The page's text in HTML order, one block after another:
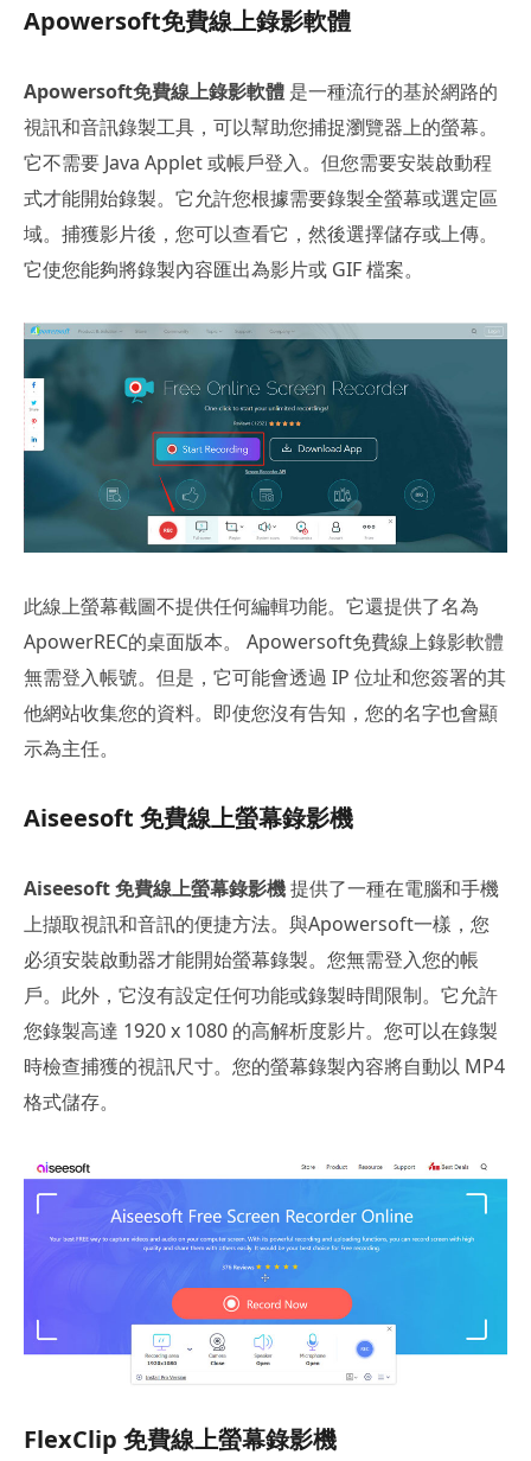
Apowersoft免費線上錄影軟體
Apowersoft免費線上錄影軟體 是一種流行的基於網路的
視訊和音訊錄製工具，可以幫助您捕捉瀏覽器上的螢幕。
它不需要 Java Applet 或帳戶登入。但您需要安裝啟動程
式才能開始錄製。它允許您根據需要錄製全螢幕或選定區
域。捕獲影片後，您可以查看它，然後選擇儲存或上傳。
它使您能夠將錄製內容匯出為影片或 GIF 檔案。
此線上螢幕截圖不提供任何編輯功能。它還提供了名為
ApowerREC的桌面版本。 Apowersoft免費線上錄影軟體
無需登入帳號。但是，它可能會透過 IP 位址和您簽署的其
他網站收集您的資料。即使您沒有告知，您的名字也會顯
示為主任。
Aiseesoft 免費線上螢幕錄影機
Aiseesoft 免費線上螢幕錄影機提供了一種在電腦和手機
上擷取視訊和音訊的便捷方法。與Apowersoft一樣，您
必須安裝啟動器才能開始螢幕錄製。您無需登入您的帳
戶。此外，它沒有設定任何功能或錄製時間限制。它允許
您錄製高達 1920 x 1080 的高解析度影片。您可以在錄製
時檢查捕獲的視訊尺寸。您的螢幕錄製內容將自動以 MP4
格式儲存。
FlexClip 免費線上螢幕錄影機